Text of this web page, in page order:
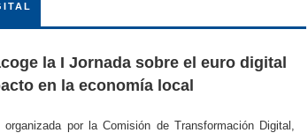
la I Jornada sobre el euro digital
en la economía local
organizada por la Comisión de Transformación Digital,